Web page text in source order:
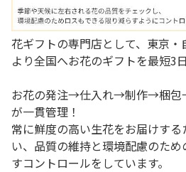
花ギフトの専門店として、東京
より全国へお花のギフトを最短3
お花の発注→仕入れ→制作→梱包
が一貫管理！
常に鮮度の高い生花をお届けす
い、品質の維持と環境配慮のた
すコントロールをしています。